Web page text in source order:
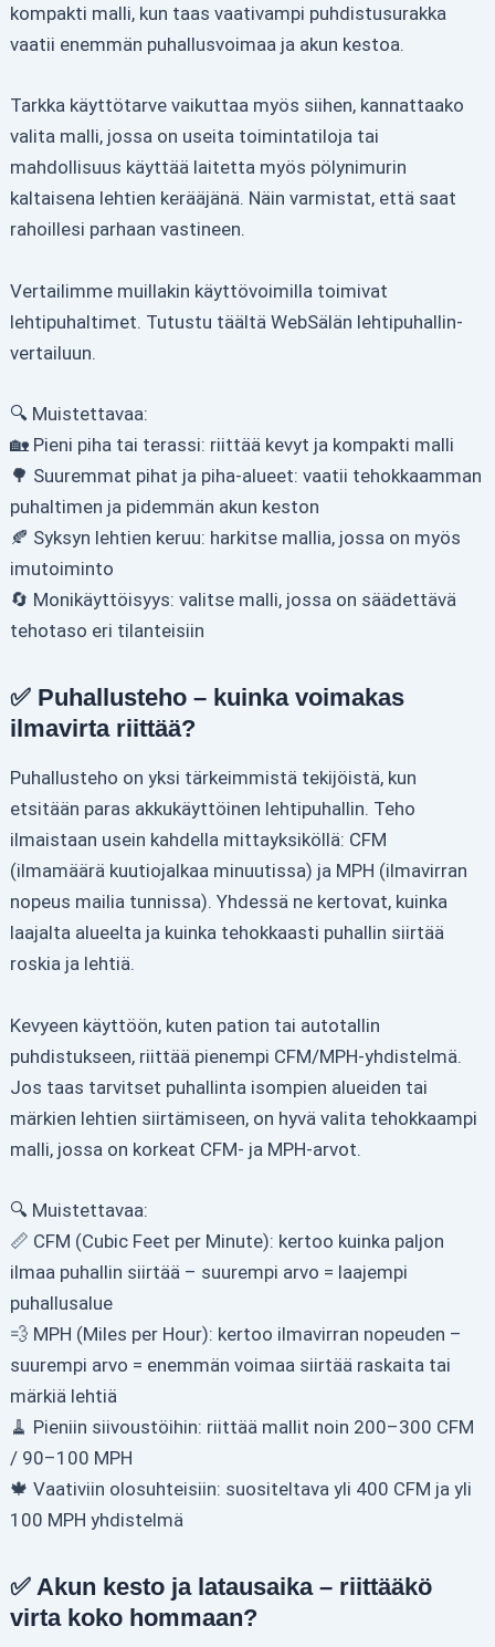
kompakti malli, kun taas vaativampi puhdistusurakka
vaatii enemmän puhallusvoimaa ja akun kestoa.
Tarkka käyttötarve vaikuttaa myös siihen, kannattaako
valita malli, jossa on useita toimintatiloja tai
mahdollisuus käyttää laitetta myös pölynimurin
kaltaisena lehtien kerääjänä. Näin varmistat, että saat
rahoillesi parhaan vastineen.
Vertailimme muillakin käyttövoimilla toimivat
lehtipuhaltimet. Tutustu täältä WebSälän lehtipuhallin-
vertailuun.
🔍 Muistettavaa:
🏡 Pieni piha tai terassi: riittää kevyt ja kompakti malli
🌳 Suuremmat pihat ja piha-alueet: vaatii tehokkaamman
puhaltimen ja pidemmän akun keston
🍂 Syksyn lehtien keruu: harkitse mallia, jossa on myös
imutoiminto
🔄 Monikäyttöisyys: valitse malli, jossa on säädettävä
tehotaso eri tilanteisiin
✅ Puhallusteho – kuinka voimakas
ilmavirta riittää?
Puhallusteho on yksi tärkeimmistä tekijöistä, kun
etsitään paras akkukäyttöinen lehtipuhallin. Teho
ilmaistaan usein kahdella mittayksiköllä: CFM
(ilmamäärä kuutiojalkaa minuutissa) ja MPH (ilmavirran
nopeus mailia tunnissa). Yhdessä ne kertovat, kuinka
laajalta alueelta ja kuinka tehokkaasti puhallin siirtää
roskia ja lehtiä.
Kevyeen käyttöön, kuten pation tai autotallin
puhdistukseen, riittää pienempi CFM/MPH-yhdistelmä.
Jos taas tarvitset puhallinta isompien alueiden tai
märkien lehtien siirtämiseen, on hyvä valita tehokkaampi
malli, jossa on korkeat CFM- ja MPH-arvot.
🔍 Muistettavaa:
📏 CFM (Cubic Feet per Minute): kertoo kuinka paljon
ilmaa puhallin siirtää – suurempi arvo = laajempi
puhallusalue
💨 MPH (Miles per Hour): kertoo ilmavirran nopeuden –
suurempi arvo = enemmän voimaa siirtää raskaita tai
märkiä lehtiä
🧹 Pieniin siivoustöihin: riittää mallit noin 200–300 CFM
/ 90–100 MPH
🍁 Vaativiin olosuhteisiin: suositeltava yli 400 CFM ja yli
100 MPH yhdistelmä
✅ Akun kesto ja latausaika – riittääkö
virta koko hommaan?